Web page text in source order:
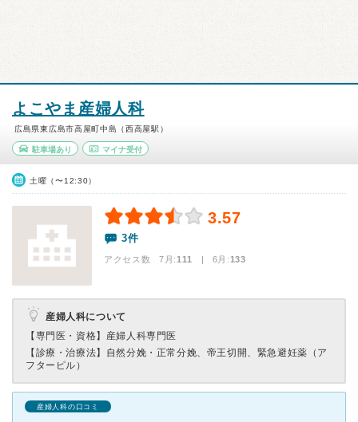
よこやま産婦人科
広島県東広島市高屋町中島（西高屋駅）
駐車場あり マイナ受付
土曜（〜12:30）
3.57
3件
アクセス数 7月:111 | 6月:133
産婦人科について
【専門医・資格】 産婦人科専門医
【診療・治療法】 自然分娩・正常分娩、帝王切開、緊急避妊薬（ア
フターピル）
産婦人科の口コミ